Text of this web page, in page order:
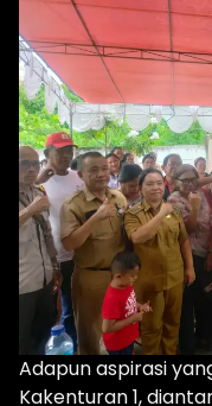
Adapun aspirasi
Kakenturan 1,